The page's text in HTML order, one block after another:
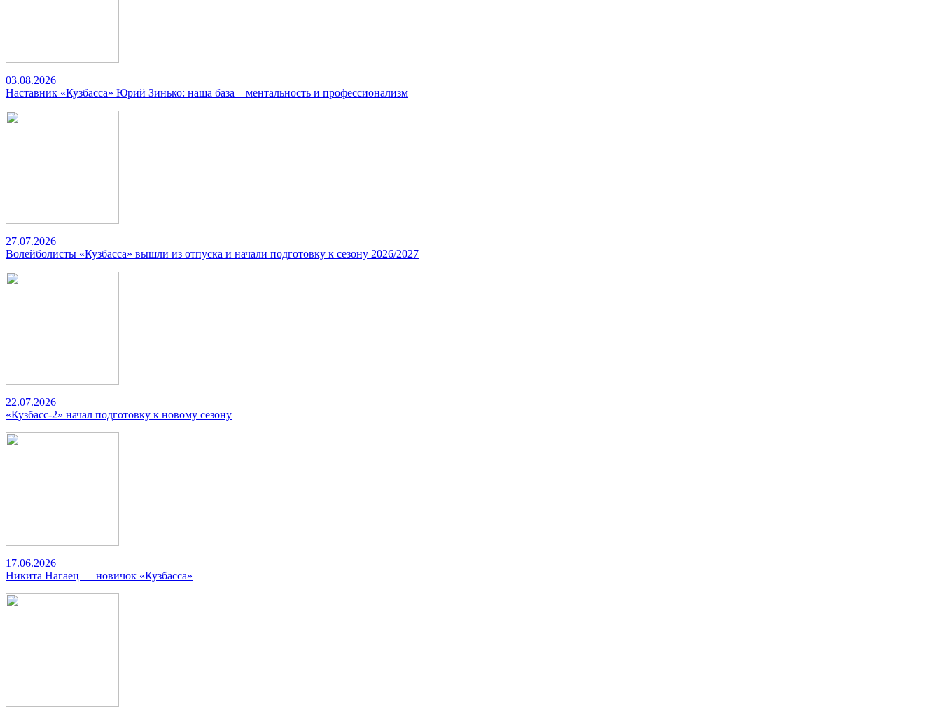
03.08.2026
Наставник «Кузбасса» Юрий Зинько: наша база – ментальность и профессионализм
27.07.2026
Волейболисты «Кузбасса» вышли из отпуска и начали подготовку к сезону 2026/2027
22.07.2026
«Кузбасс-2» начал подготовку к новому сезону
17.06.2026
Никита Нагаец — новичок «Кузбасса»